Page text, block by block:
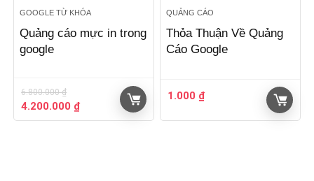
GOOGLE TỪ KHÓA
Quảng cáo mực in trong
google
6.800.000₫
Giá
gốc
4.200.000 ₫Giá
hiện
QUẢNG CÁO
Thỏa Thuận Về Quảng
Cáo Google
1.000 ₫